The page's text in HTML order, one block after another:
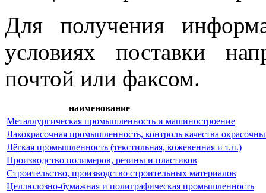
Для получения
условиях поставки
почтой или факсом.
наименование
Металлургическая промышленность и машиностроение
Лакокрасочная промышленность, контроль качества
Лёгкая промышленность (текстильная, кожевенная и т.п.)
Производство полимеров, резины и пластиков
Строительство, производство строительных материалов
Целлюлозно-бумажная и полиграфическая промышленность